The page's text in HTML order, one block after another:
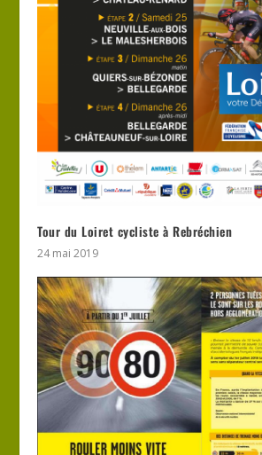
Tour du Loiret cycliste à Rebréchien
24 mai 2019